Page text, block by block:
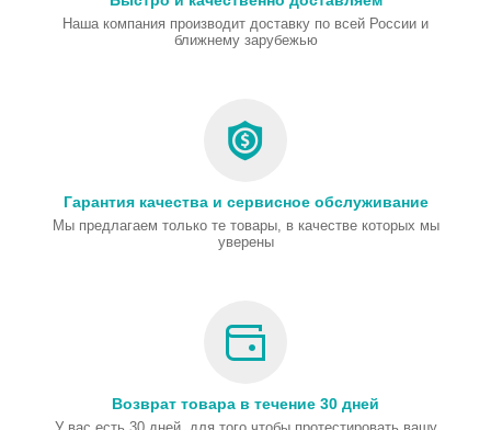
Наша компания производит доставку по всей России и
ближнему зарубежью
Гарантия качества и сервисное обслуживание
Мы предлагаем только те товары, в качестве которых мы
уверены
Возврат товара в течение 30 дней